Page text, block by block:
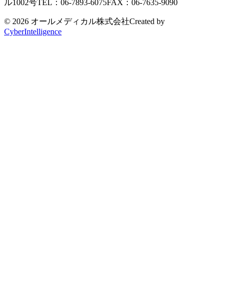
ル1002号TEL：06-7893-6075FAX：06-7635-9090
© 2026 オールメディカル株式会社Created by
CyberIntelligence